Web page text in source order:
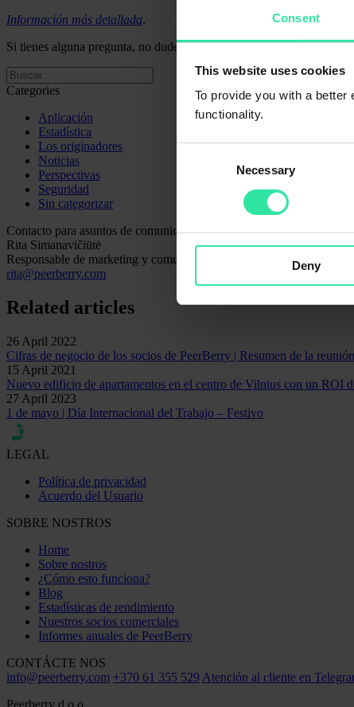
Consent
This website uses cookies
To provide you with a
functionality.
Necessary
Deny
Información más detallada.
Si tienes alguna pregunta, no dudes en ponerte en contacto con
Categories
Aplicación
Estadística
Los originadores
Noticias
Perspectivas
Seguridad
Sin categorizar
Contacto para asuntos de comunicación
Rita Simanavičiūtė
Responsable de marketing y comunicaciones
rita@peerberry.com
Related articles
26 April 2022
Cifras de negocio de los socios de PeerBerry | Resumen de la
15 April 2021
Nuevo edificio de apartamentos en el centro de Vilnius con un ROI
27 April 2023
1 de mayo | Día Internacional del Trabajo – Festivo
LEGAL
Política de privacidad
Acuerdo del Usuario
SOBRE NOSTROS
Home
Sobre nostros
¿Cómo esto funciona?
Blog
Estadísticas de rendimiento
Nuestros socios comerciales
Informes anuales de PeerBerry
CONTÁCTE NOS
info@peerberry.com +370 61 355 529 Atención al cliente en
Peerberry d.o.o.